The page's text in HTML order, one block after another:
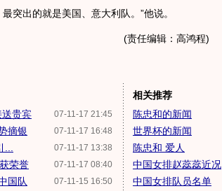
突出的就是美国、意大利队。”他说。
(责任编辑：高鸿程)
07-11-17 21:45
贵宾
07-11-17 16:48
摘银
07-11-17 13:38
07-11-17 08:40
荣誉
07-11-15 16:50
国队
相关推荐
陈忠和的新闻
世界杯的新闻
陈忠和 爱人
中国女排赵蕊蕊近况
中国女排队员名单